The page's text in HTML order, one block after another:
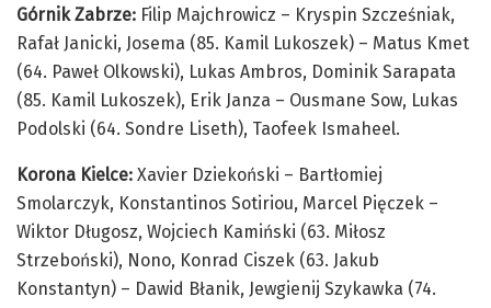
Górnik Zabrze: Filip Majchrowicz – Kryspin Szcześniak,
Rafał Janicki, Josema (85. Kamil Lukoszek) – Matus Kmet
(64. Paweł Olkowski), Lukas Ambros, Dominik Sarapata
(85. Kamil Lukoszek), Erik Janza – Ousmane Sow, Lukas
Podolski (64. Sondre Liseth), Taofeek Ismaheel.
Korona Kielce: Xavier Dziekoński – Bartłomiej
Smolarczyk, Konstantinos Sotiriou, Marcel Pięczek –
Wiktor Długosz, Wojciech Kamiński (63. Miłosz
Strzeboński), Nono, Konrad Ciszek (63. Jakub
Konstantyn) – Dawid Błanik, Jewgienij Szykawka (74.